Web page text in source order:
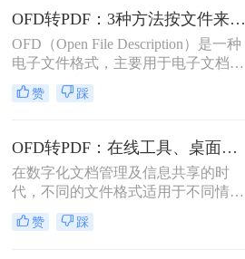
在不同平台和设备之间共享。那么
OFD用什么软件转换成PDF呢？以下
是三种将OFD文件转换为PDF的有效
方法。
OFD转PDF：3种方法按文件来源（邮件/政务平台/扫描件）选！
OFD（Open File Description）是一种
电子文件格式，主要用于电子文档的
存储和交换。然而，有时候我们需要
将OFD文件转换成PDF格式，以便更
文件如何转换成pdf格式呢？本文将为
您介绍三种简单的方法，帮助您将
OFD文件转换为PDF格式。
赞 踩
OFD转PDF：在线工具、桌面软件和数科阅读器，哪个更适合你！
在数字化文档管理及信息共享的时
代，不同的文件格式适用于不同情
境。开放式文档格式（OFD）是中国
推出的一种电子文档文件格式标准，
赞 踩